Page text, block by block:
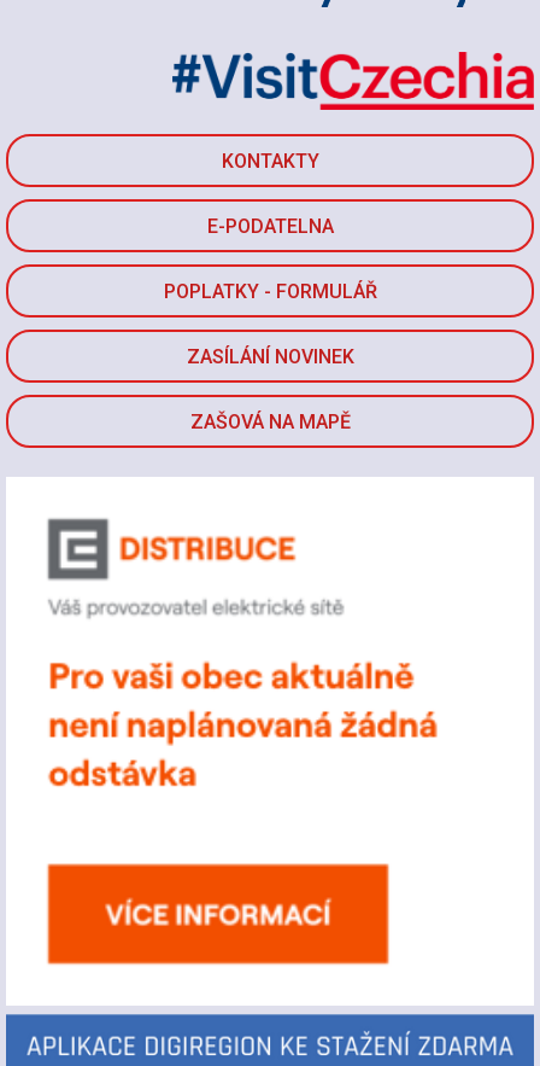
KONTAKTY
E-PODATELNA
POPLATKY - FORMULÁŘ
ZASÍLÁNÍ NOVINEK
ZAŠOVÁ NA MAPĚ